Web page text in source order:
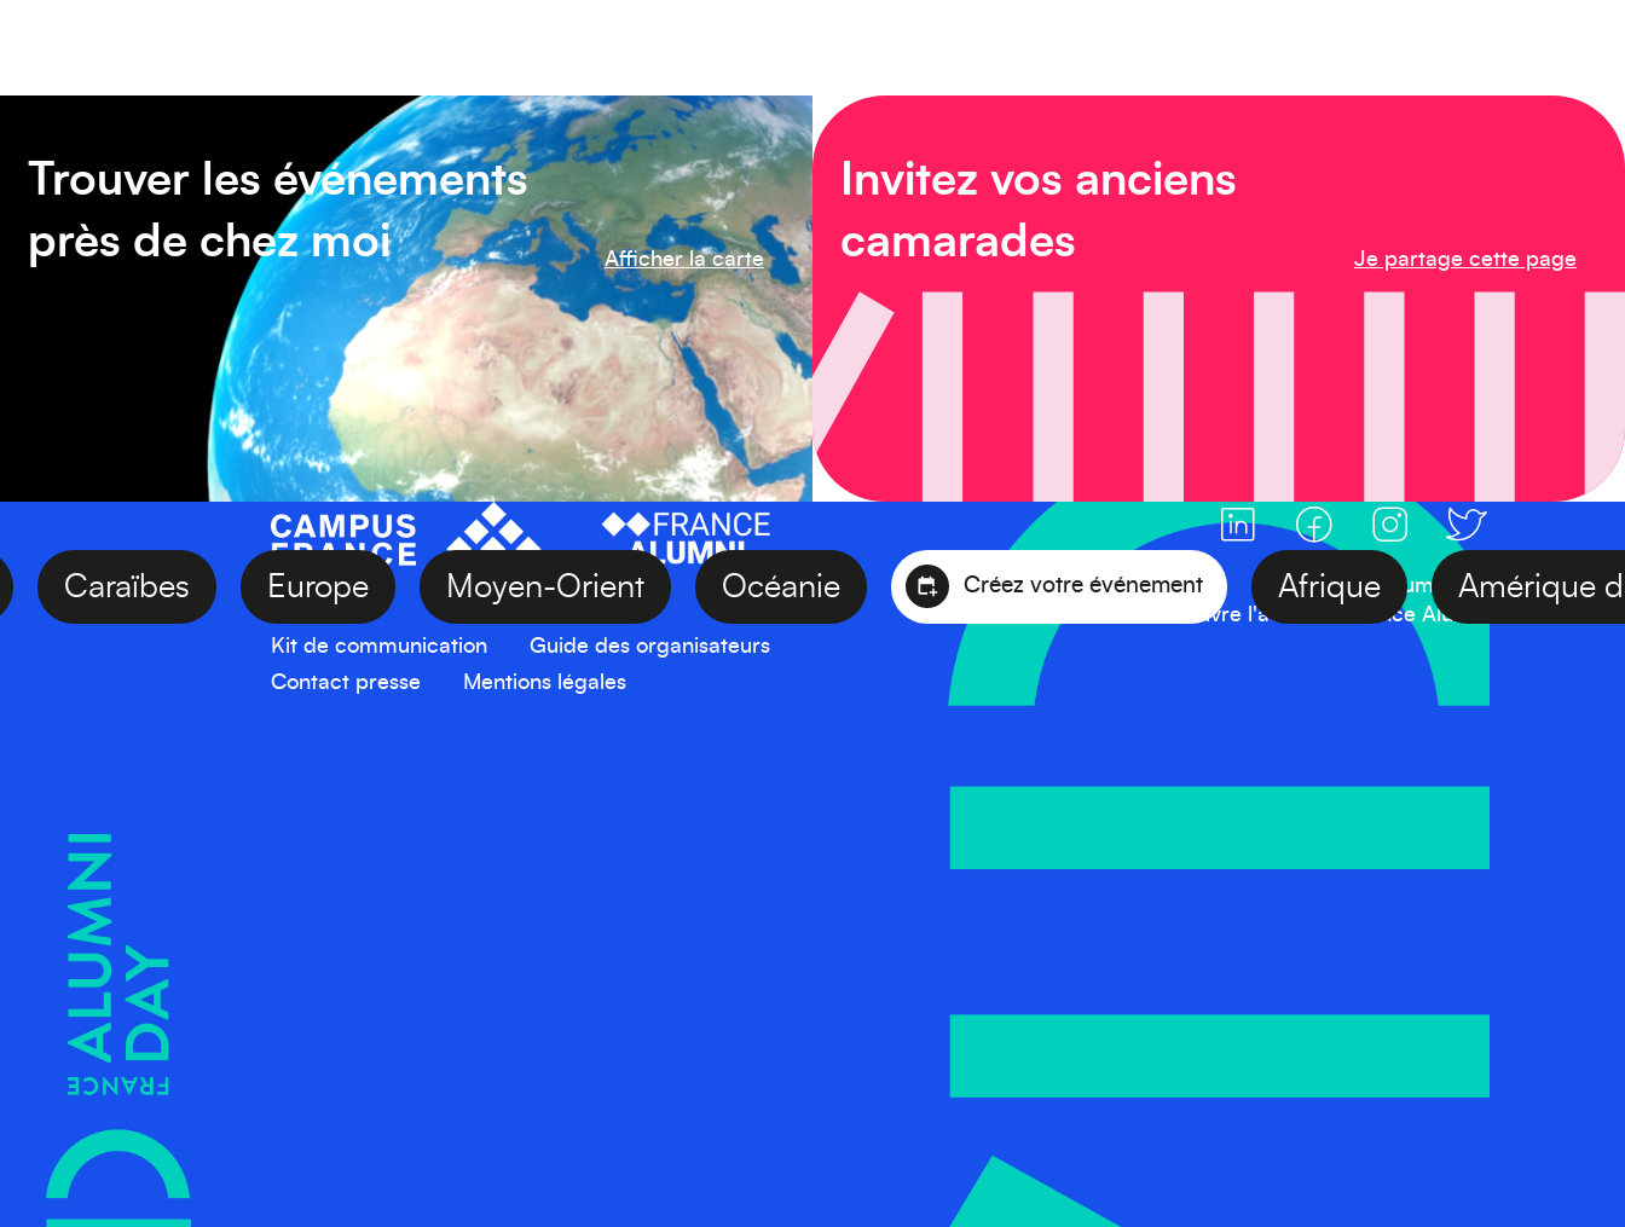
Trouver les événements
près de chez moi
Afficher la carte
Invitez vos anciens
camarades
Je partage cette page
Caraïbes Europe Moyen-Orient Océanie Créez votre événement Afrique
Kit de communication
Guide des organisateurs
Contact presse
Mentions légales
#FranceAlumniDay
Suivre l'actualité France Alumni